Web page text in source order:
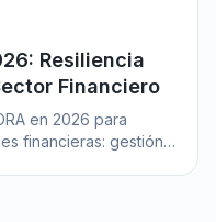
Resiliencia
Financiero
en 2026 para
financieras: gestión